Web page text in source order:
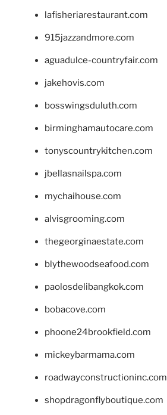
lafisheriarestaurant.com
915jazzandmore.com
aguadulce-countryfair.com
jakehovis.com
bosswingsduluth.com
birminghamautocare.com
tonyscountrykitchen.com
jbellasnailspa.com
mychaihouse.com
alvisgrooming.com
thegeorginaestate.com
blythewoodseafood.com
paolosdelibangkok.com
bobacove.com
phoone24brookfield.com
mickeybarmama.com
roadwayconstructioninc.com
shopdragonflyboutique.com